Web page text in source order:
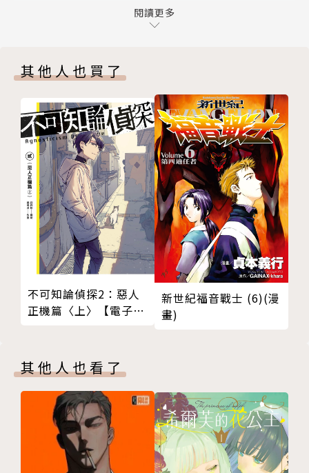
第13寶 畫虎不成反類犬
第15寶 用餐中絕對不可以看喔
版權頁
閱讀更多
其他人也買了
不可知論偵探2：惡人
正機篇〈上〉【電子特
新世紀福音戰士 (6)(漫
畫)
其他人也看了